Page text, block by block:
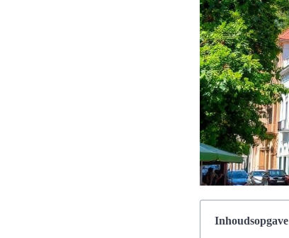
Inhoudsopgave